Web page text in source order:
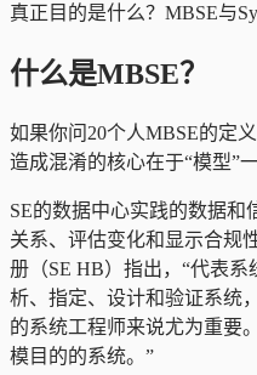
真正目的是什么？MBSE与
什么是MBSE？
如果你问20个人MBSE的定
造成混淆的核心在于“模型”一
SE的数据中心实践的数据和
关系、评估变化和显示合规
册（SE HB）指出，“代表
析、指定、设计和验证系统
的系统工程师来说尤为重要
模目的的系统。”